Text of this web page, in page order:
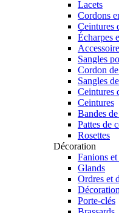
Lacets
Cordons
Ceintures
Écharpes
Sangles
Cordon
Sangles
Ceintures
Ceintures
Bandes
Pattes de
Rosettes
Décoration
Fanions
Glands
Ordres et
Porte-clés